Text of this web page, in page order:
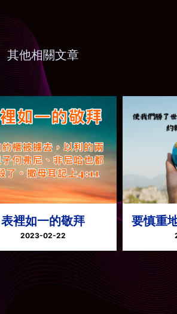
其他相關文章
表裡如一的敬拜
2023-02-22
要慎重
予以尊